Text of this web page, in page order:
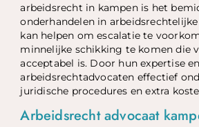
arbeidsrecht in kampen is het
onderhandelen in
kan helpen om escalatie te
minnelijke schikking te komen die
acceptabel is. Door hun expertise
arbeidsrechtadvocaten effectief
juridische procedures en extra
Arbeidsrecht advocaat